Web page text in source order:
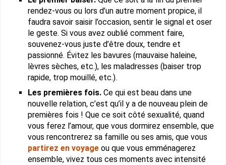
rendez-vous ou lors d’un autre moment propice, il
faudra savoir saisir l’occasion, sentir le signal et oser
le geste. Si vous avez oublié comment faire,
souvenez-vous juste d’être doux, tendre et
passionné. Évitez les bavures (mauvaise haleine,
lèvres sèches, etc.), les maladresses (baiser trop
rapide, trop mouillé, etc.).
Les premières fois. Ce qui est beau dans une
nouvelle relation, c’est qu’il y a de nouveau plein de
premières fois ! Que ce soit côté sexualité, quand
vous ferez l’amour, que vous dormirez ensemble, que
vous rencontrerez sa famille ou ses amis, que vous
partirez en voyageou que vous emménagerez
ensemble, vivez tous ces moments avec intensité